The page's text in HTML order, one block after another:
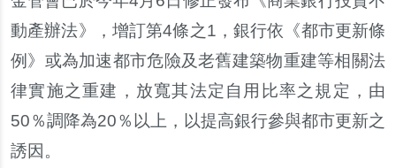
動產辦法》， 增訂第4條之1 ， 銀行依 《都市更新條
例 》 或為加速都市危險及老舊建築物重建等相關法
律實施之重建 ， 放寬其法定自用比率之規定 ， 由
50％調降為20％ 以上 ， 以提高銀行參與都市更新之
誘因 。